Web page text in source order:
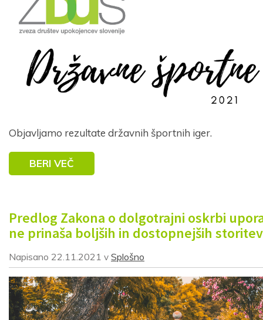
Objavljamo rezultate državnih športnih iger.
BERI VEČ
Predlog Zakona o dolgotrajni oskrbi
ne prinaša boljših in dostopnejših storitev
Napisano 22.11.2021 v Splošno